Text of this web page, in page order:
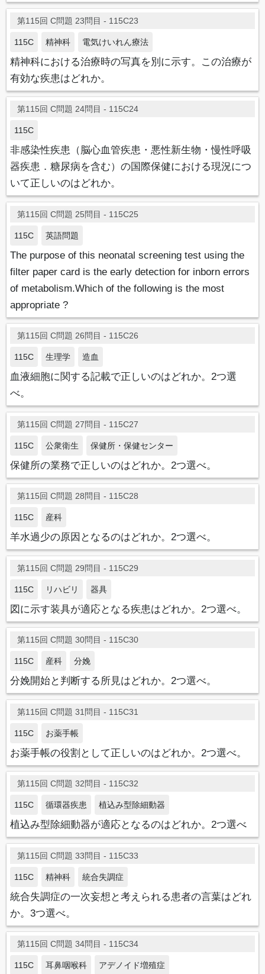
第115回 C問題 23問目 - 115C23
115C 精神科 電気けいれん療法
精神科における治療時の写真を別に示す。この治療が
有効な疾患はどれか。
第115回 C問題 24問目 - 115C24
115C
非感染性疾患（脳心血管疾患・悪性新生物・慢性呼吸
器疾患．糖尿病を含む）の国際保健における現況につ
いて正しいのはどれか。
第115回 C問題 25問目 - 115C25
115C 英語問題
The purpose of this neonatal screening test using the
filter paper card is the early detection for inborn errors
of metabolism.Which of the following is the most
appropriate ?
第115回 C問題 26問目 - 115C26
115C 生理学 造血
血液細胞に関する記載で正しいのはどれか。2つ選
べ。
第115回 C問題 27問目 - 115C27
115C 公衆衛生 保健所・保健センター
保健所の業務で正しいのはどれか。2つ選べ。
第115回 C問題 28問目 - 115C28
115C 産科
羊水過少の原因となるのはどれか。2つ選べ。
第115回 C問題 29問目 - 115C29
115C リハビリ 器具
図に示す装具が適応となる疾患はどれか。2つ選べ。
第115回 C問題 30問目 - 115C30
115C 産科 分娩
分娩開始と判断する所見はどれか。2つ選べ。
第115回 C問題 31問目 - 115C31
115C お薬手帳
お薬手帳の役割として正しいのはどれか。2つ選べ。
第115回 C問題 32問目 - 115C32
115C 循環器疾患 植込み型除細動器
植込み型除細動器が適応となるのはどれか。2つ選べ
第115回 C問題 33問目 - 115C33
115C 精神科 統合失調症
統合失調症の一次妄想と考えられる患者の言葉はどれ
か。3つ選べ。
第115回 C問題 34問目 - 115C34
115C 耳鼻咽喉科 アデノイド増殖症